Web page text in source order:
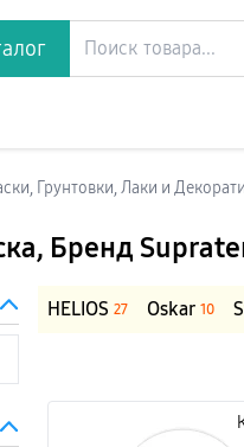
Грунтовки, Лаки и
, Бренд
HELIOS 27 Oskar 10